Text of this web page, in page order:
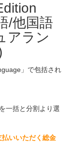
/他国語
アラン
」で包括され
一括と分割より選
払いいただく総金